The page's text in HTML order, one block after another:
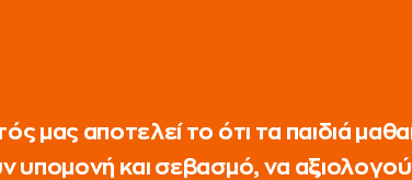
μας αποτελεί το ότι τα παιδιά
υπομονή και σεβασμό, να